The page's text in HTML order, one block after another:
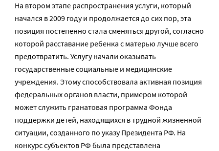
На втором этапе распространения услуги, который
начался в 2009 году и продолжается до сих пор, эта
позиция постепенно стала сменяться другой, согласно
которой расставание ребенка с матерью лучше всего
предотвратить. Услугу начали оказывать
государственные социальные и медицинские
учреждения. Этому способствовала активная позиция
федеральных органов власти, примером которой
может служить гранатовая программа Фонда
поддержки детей, находящихся в трудной жизненной
ситуации, созданного по указу Президента РФ. На
конкурс субъектов РФ была представлена